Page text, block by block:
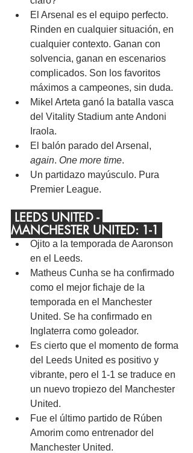
El Arsenal es el equipo perfecto.
Rinden en cualquier situación, en
cualquier contexto. Ganan con
solvencia, ganan en escenarios
complicados. Son los favoritos
máximos a campeones, sin duda.
Mikel Arteta ganó la batalla vasca
del Vitality Stadium ante Andoni
Iraola.
El balón parado del Arsenal,
again. One more time.
Un partidazo mayúsculo. Pura
Premier League.
LEEDS UNITED -
MANCHESTER UNITED: 1-1
Ojito a la temporada de Aaronson
en el Leeds.
Matheus Cunha se ha confirmado
como el mejor fichaje de la
temporada en el Manchester
United. Se ha confirmado en
Inglaterra como goleador.
Es cierto que el momento de forma
del Leeds United es positivo y
vibrante, pero el 1-1 se traduce en
un nuevo tropiezo del Manchester
United.
Fue el último partido de Rúben
Amorim como entrenador del
Manchester United.